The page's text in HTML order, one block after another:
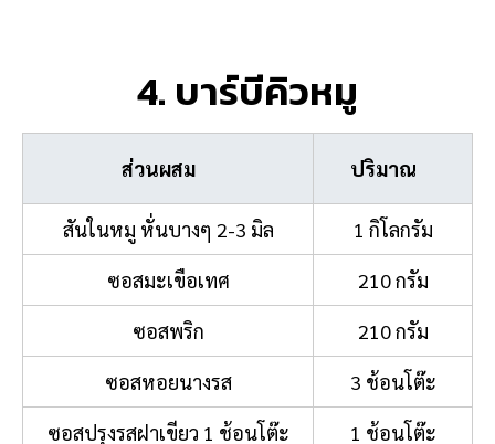
4. บาร์บีคิวหมู
ส่วนผสม ปริมาณ
สันในหมู หั่นบางๆ 2-3 มิล
1 กิโลกรัม
ซอสมะเขือเทศ
210 กรัม
ซอสพริก
210 กรัม
ซอสหอยนางรส
3 ช้อนโต๊ะ
ซอสปรุงรสฝาเขียว 1 ช้อนโต๊ะ
1 ช้อนโต๊ะ